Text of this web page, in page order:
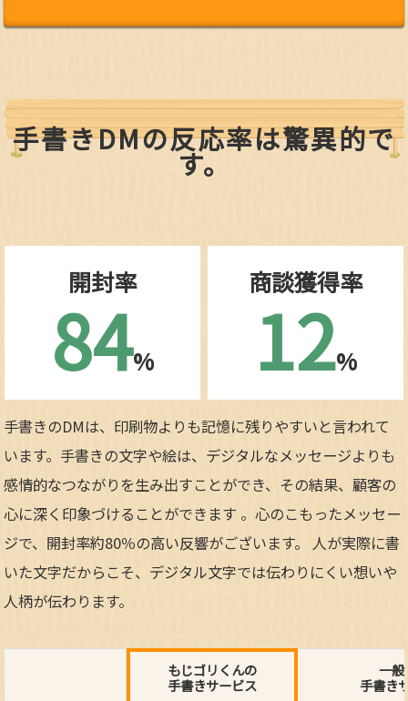
手書きDMの反応率は驚異的で
す。
開封率
84%
商談獲得率
12%
手書きのDMは、印刷物よりも記憶に残りやすいと言われて
います。手書きの文字や絵は、デジタルなメッセージよりも
感情的なつながりを生み出すことができ、その結果、顧客の
心に深く印象づけることができます 。心のこもったメッセー
ジで、開封率約80％の高い反響がございます。 人が実際に書
いた文字だからこそ、デジタル文字では伝わりにくい想いや
人柄が伝わります。
もじゴリくんの
手書きサービス
一般
手書き